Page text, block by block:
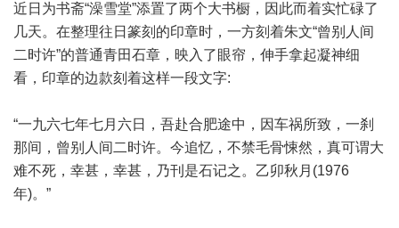
近日为书斋“澡雪堂”添置了两个大书橱，因此而着实忙碌了
几天。在整理往日篆刻的印章时，一方刻着朱文“曾别人间
二时许”的普通青田石章，映入了眼帘，伸手拿起凝神细
看，印章的边款刻着这样一段文字:
“一九六七年七月六日，吾赴合肥途中，因车祸所致，一刹
那间，曾别人间二时许。今追忆，不禁毛骨悚然，真可谓大
难不死，幸甚，幸甚，乃刊是石记之。乙卯秋月(1976
年)。”